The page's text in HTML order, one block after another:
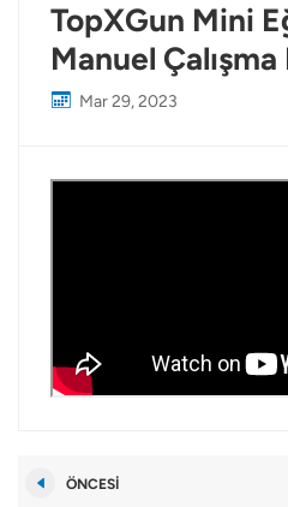
Türkçe
TopXGun Mini
Manuel
Mar 29, 2023
ÖNCESI